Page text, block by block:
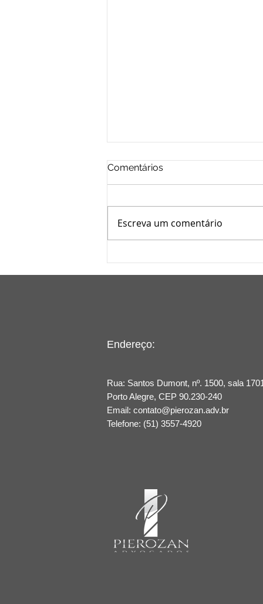
Comentários
Escreva um comentário
Endereço:
Rua: Santos Dumont, nº. 1500, sala
Porto Alegre​, CEP 90.230-240
Email: contato@pierozan.adv.br
Telefone: (51) 3557-4920